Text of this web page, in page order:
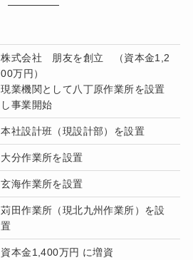
株式会社 朋友を創立 （資本金1,2
00万円）
現業機関として八丁原作業所を設置
し事業開始
本社設計班（現設計部）を設置
大分作業所を設置
玄海作業所を設置
苅田作業所（現北九州作業所）を設
置
資本金1,400万円 に増資